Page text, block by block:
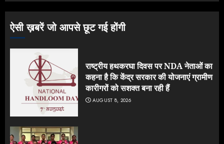
ऐसी ख़बरें जो आपसे छूट गई होंगी
राष्ट्रीय हथकरघा दिवस पर NDA नेताओं का
कहना है कि केंद्र सरकार की योजनाएं ग्रामीण
कारीगरों को सशक्त बना रही हैं
AUGUST 8, 2026